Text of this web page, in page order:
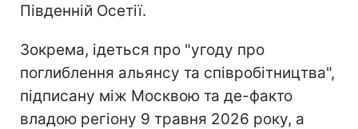
Південній Осетії.
Зокрема, ідеться про "угоду про
поглиблення альянсу та співробітництва",
підписану між Москвою та де-факто
владою регіону 9 травня 2026 року, а